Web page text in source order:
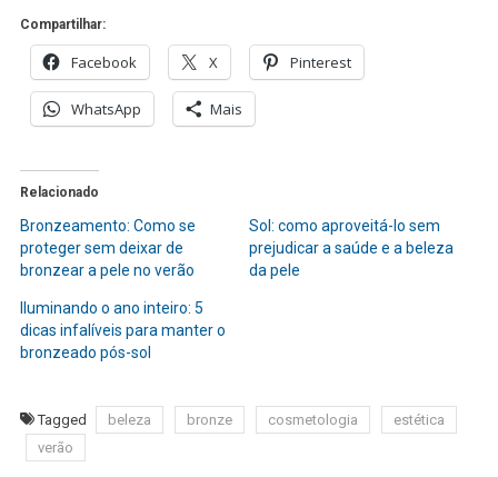
Compartilhar:
Facebook X Pinterest
WhatsApp Mais
Relacionado
Bronzeamento: Como se
proteger sem deixar de
bronzear a pele no verão
Sol: como aproveitá-lo sem
prejudicar a saúde e a beleza
da pele
Iluminando o ano inteiro: 5
dicas infalíveis para manter o
bronzeado pós-sol
Tagged beleza bronze cosmetologia
estética
verão